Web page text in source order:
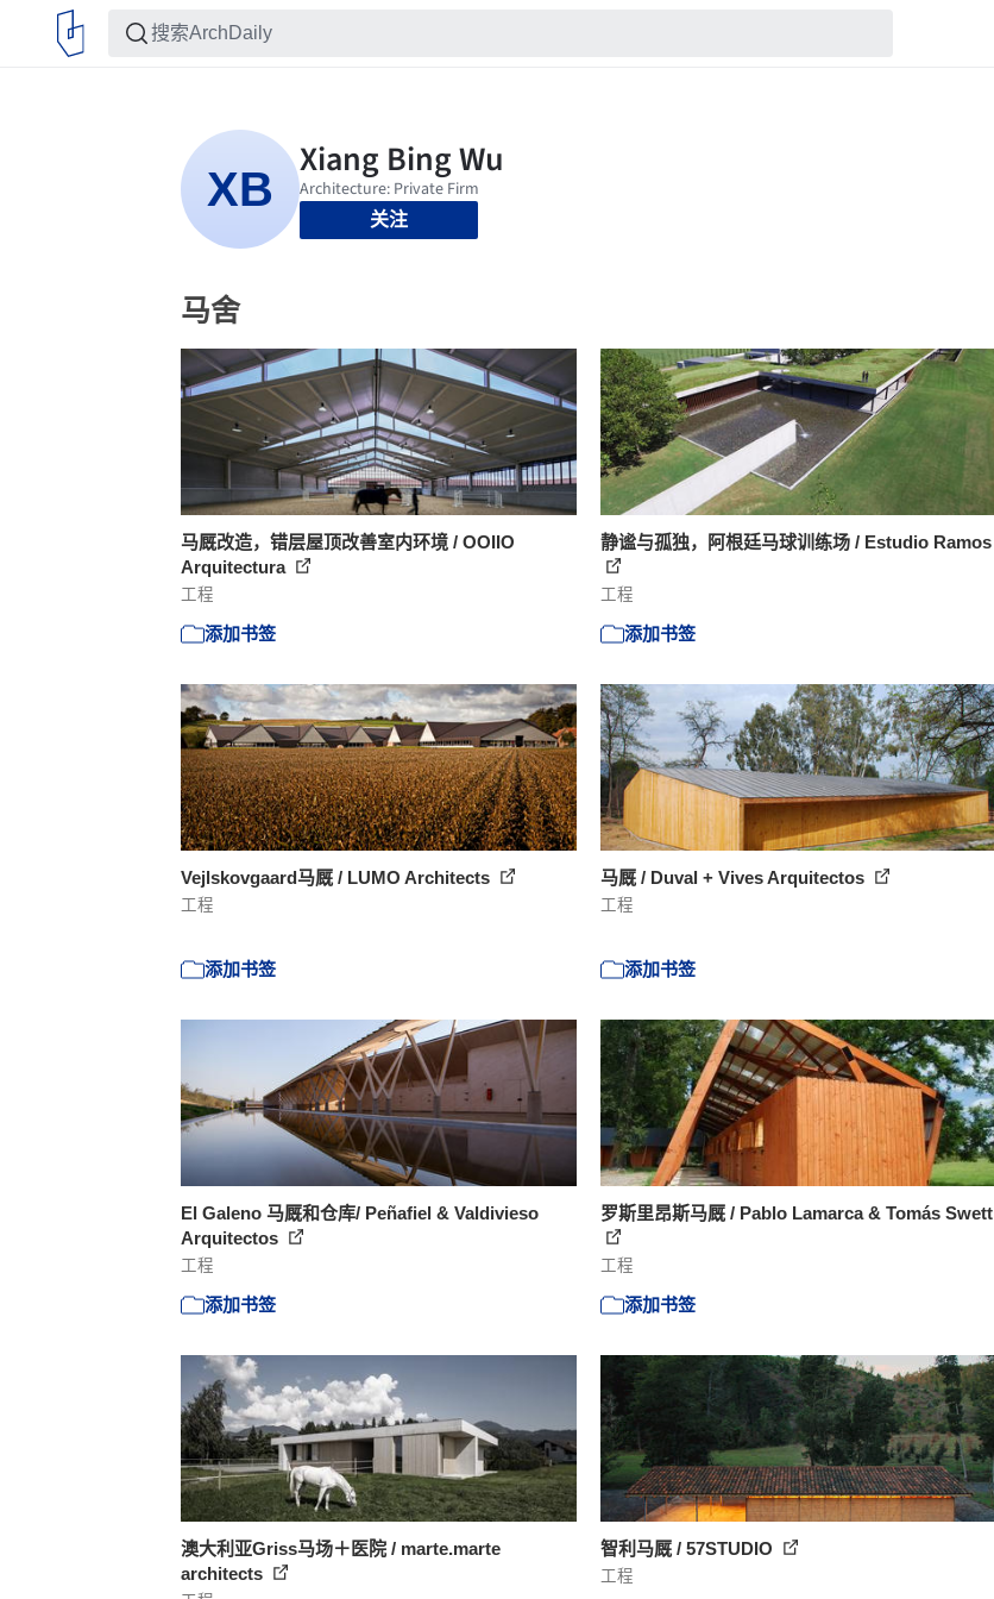
关注
马舍
马厩改造，错层屋顶改善室内环境 / OOIIO
Arquitectura
工程
添加书签
静谧与孤独，阿根廷马球训练场 / Estudio Ramos
工程
添加书签
Vejlskovgaard马厩 / LUMO Architects
工程
添加书签
马厩 / Duval + Vives Arquitectos
工程
添加书签
El Galeno 马厩和仓库/ Peñafiel & Valdivieso
Arquitectos
工程
添加书签
罗斯里昂斯马厩 / Pablo Lamarca & Tomás Swett
工程
添加书签
澳大利亚Griss马场＋医院 / marte.marte
architects
智利马厩 / 57STUDIO
工程